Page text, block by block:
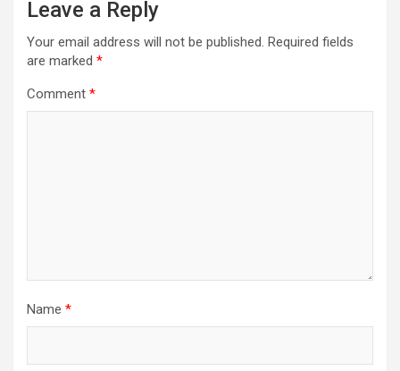
Leave a Reply
Your email address will not be published. Required fields
are marked *
Comment *
Name *